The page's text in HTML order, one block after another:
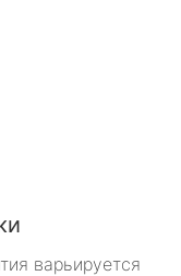
варьируется